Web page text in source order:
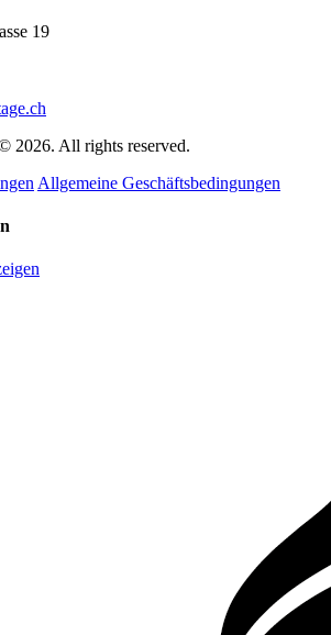
19
2026. All rights reserved.
Allgemeine Geschäftsbedingungen